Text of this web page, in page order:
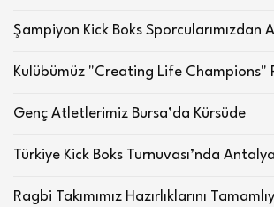
Şampiyon Kick Boks Sporcularımızdan
Kulübümüz "Creating Life Champions"
Genç Atletlerimiz Bursa’da Kürsüde
Türkiye Kick Boks Turnuvası’nda
Ragbi Takımımız Hazırlıklarını